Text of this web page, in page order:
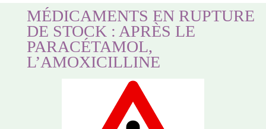
MÉDICAMENTS EN RUPTURE
DE STOCK : APRÈS LE
PARACÉTAMOL,
L’AMOXICILLINE